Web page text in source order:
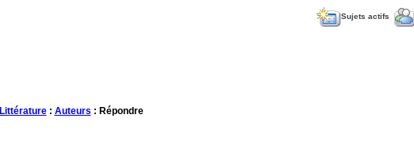
Sujets actifs
Littérature: Auteurs : Répondre